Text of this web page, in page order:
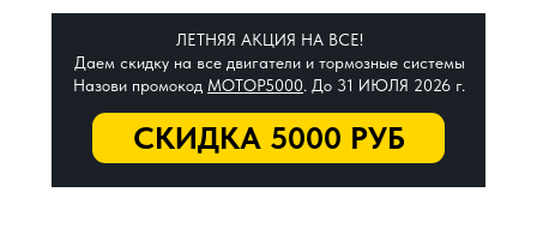
СКИДКА 5000 РУБ
ЛЕТНЯЯ АКЦИЯ НА ВСЕ!
Даем скидку на все двигатели и тормозные системы
Назови промокод МОТОР5000. До 31 ИЮЛЯ 2026 г.